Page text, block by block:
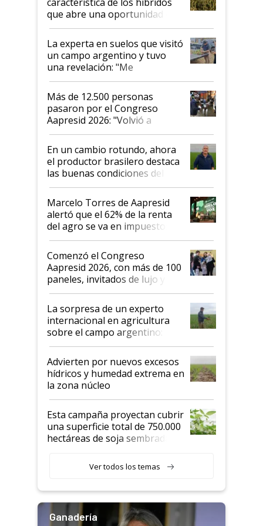
que abre una oportunidad en
el lote
La experta en suelos que visitó
un campo argentino y tuvo
una revelación: "Me
impresionó mucho"
Más de 12.500 personas
pasaron por el Congreso
Aapresid 2026: "Volvió a
demostrar que hablar del
suelo es hablar de todo el
sistema productivo"
En un cambio rotundo, ahora
el productor brasilero destaca
las buenas condiciones del
agro argentino para invertir:
"Los veo más motivados"
Marcelo Torres de Aapresid
alertó que el 62% de la renta
del agro se va en impuestos:
"No es bueno que en
Argentina se sigan discutiendo
las mismas cosas de hace 50
años"
Comenzó el Congreso
Aapresid 2026, con más de 100
paneles, invitados de lujo y
todas las tendencias
La sorpresa de un experto
internacional en agricultura
sobre el campo argentino:
"Estoy muy impresionado"
Advierten por nuevos excesos
hídricos y humedad extrema en
la zona núcleo
Esta campaña proyectan cubrir
una superficie total de 750.000
hectáreas de soja sembradas
variedades que marcan un
salto tecnológico en genética y
Ver todos los temas
Ganadería